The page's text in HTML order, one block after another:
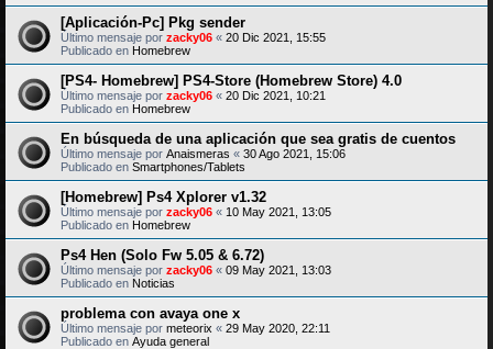
[Aplicación-Pc] Pkg sender
Último mensaje por zacky06 « 20 Dic 2021, 15:55
Publicado en Homebrew
[PS4- Homebrew] PS4-Store (Homebrew Store) 4.0
Último mensaje por zacky06 « 20 Dic 2021, 10:21
Publicado en Homebrew
En búsqueda de una aplicación que sea gratis de cuentos
Último mensaje por Anaismeras « 30 Ago 2021, 15:06
Publicado en Smartphones/Tablets
[Homebrew] Ps4 Xplorer v1.32
Último mensaje por zacky06 « 10 May 2021, 13:05
Publicado en Homebrew
Ps4 Hen (Solo Fw 5.05 & 6.72)
Último mensaje por zacky06 « 09 May 2021, 13:03
Publicado en Noticias
problema con avaya one x
Último mensaje por meteorix « 29 May 2020, 22:11
Publicado en Ayuda general